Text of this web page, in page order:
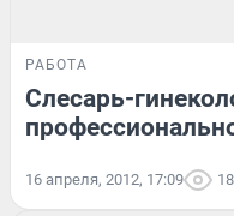
РАБОТА
Слесарь-
16 апреля, 2012, 17:09